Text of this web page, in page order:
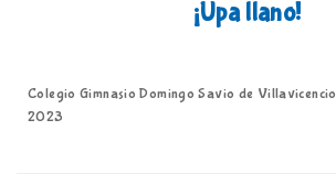
¡Upa llano!
Colegio Gimnasio Domingo Savio de Villavicencio
2023